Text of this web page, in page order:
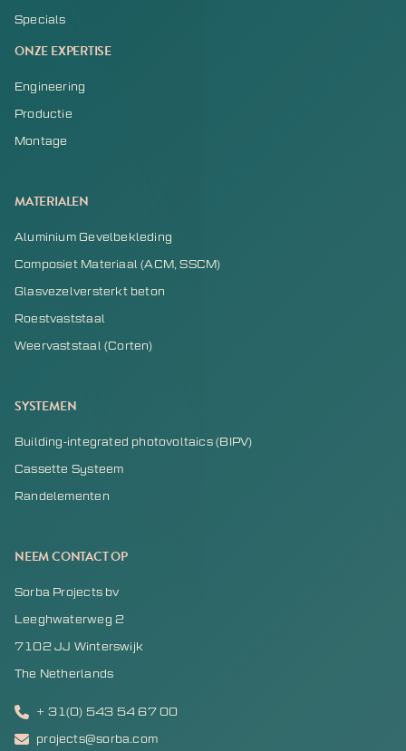
Specials
ONZE EXPERTISE
Engineering
Productie
Montage
MATERIALEN
Aluminium Gevelbekleding
Composiet Materiaal (ACM, SSCM)
Glasvezelversterkt beton
Roestvaststaal
Weervaststaal (Corten)
SYSTEMEN
Building-integrated photovoltaics (BIPV)
Cassette Systeem
Randelementen
NEEM CONTACT OP
Sorba Projects bv
Leeghwaterweg 2
7102 JJ Winterswijk
The Netherlands
+ 31(0) 543 54 67 00
projects@sorba.com